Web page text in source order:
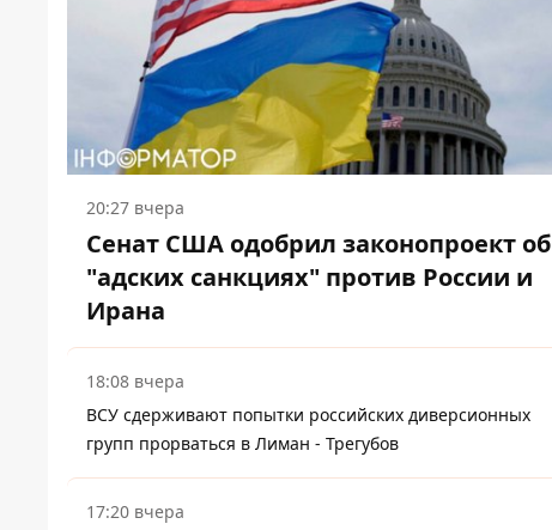
20:27 вчера
Сенат США одобрил законопроект об
"адских санкциях" против России и
Ирана
18:08 вчера
ВСУ сдерживают попытки российских диверсионных
групп прорваться в Лиман - Трегубов
17:20 вчера